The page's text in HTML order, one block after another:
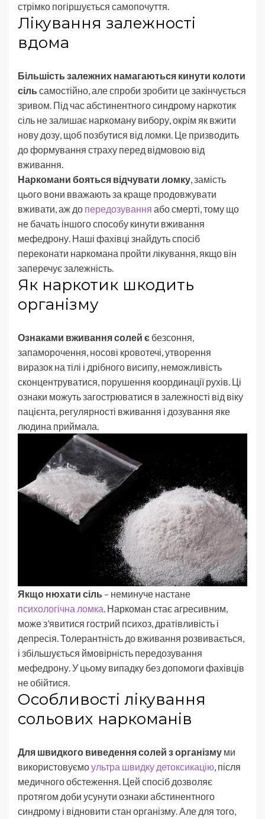
стрімко погіршується самопочуття.
Лікування залежності
вдома
Більшість залежних намагаються кинути колоти
сіль самостійно, але спроби зробити це закінчується
зривом. Під час абстинентного синдрому наркотик
сіль не залишає наркоману вибору, окрім як вжити
нову дозу, щоб позбутися від ломки. Це призводить
до формування страху перед відмовою від
вживання.
Наркомани бояться відчувати ломку, замість
цього вони вважають за краще продовжувати
вживати, аж до передозування або смерті, тому що
не бачать іншого способу кинути вживання
мефедрону. Наші фахівці знайдуть спосіб
переконати наркомана пройти лікування, якщо він
заперечує залежність.
Як наркотик шкодить
організму
Ознаками вживання солей є безсоння,
запаморочення, носові кровотечі, утворення
виразок на тілі і дрібного висипу, неможливість
сконцентруватися, порушення координації рухів. Ці
ознаки можуть загострюватися в залежності від віку
пацієнта, регулярності вживання і дозування яке
людина приймала.
Якщо нюхати сіль – неминуче настане
психологічна ломка. Наркоман стає агресивним,
може з’явитися гострий психоз, дратівливість і
депресія. Толерантність до вживання розвивається,
і збільшується ймовірність передозування
мефедрону. У цьому випадку без допомоги фахівців
не обійтися.
Особливості лікування
сольових наркоманів
Для швидкого виведення солей з організму ми
використовуємоультра швидку детоксикацію, після
медичного обстеження. Цей спосіб дозволяє
протягом доби усунути ознаки абстинентного
синдрому і відновити стан організму. Але для того,